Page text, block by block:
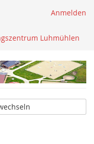
Anmelden
Luhmühlen